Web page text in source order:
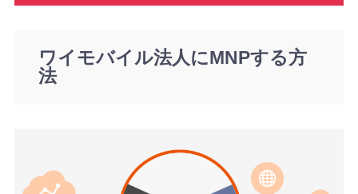
ワイモバイル法人にMNPする方
法